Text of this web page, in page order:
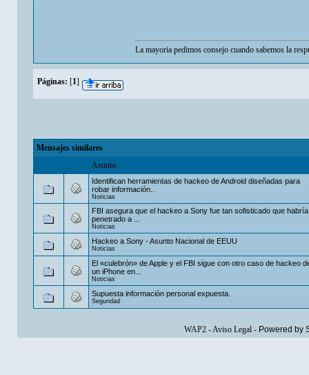
La mayoria pedimos consejo cuando sabemos la
Páginas: [1]
Mensajes similares
Asunto
Identifican herramientas de hackeo de Android diseñadas para
robar información..
Noticias
FBI asegura que el hackeo a Sony fue tan sofisticado que habría
penetrado a ...
Noticias
Hackeo a Sony - Asunto Nacional de EEUU
Noticias
El «culebrón» de Apple y el FBI sigue con otro caso de hackeo
un iPhone en...
Noticias
Supuesta información personal expuesta.
Seguridad
WAP2-Aviso Legal- Powered by